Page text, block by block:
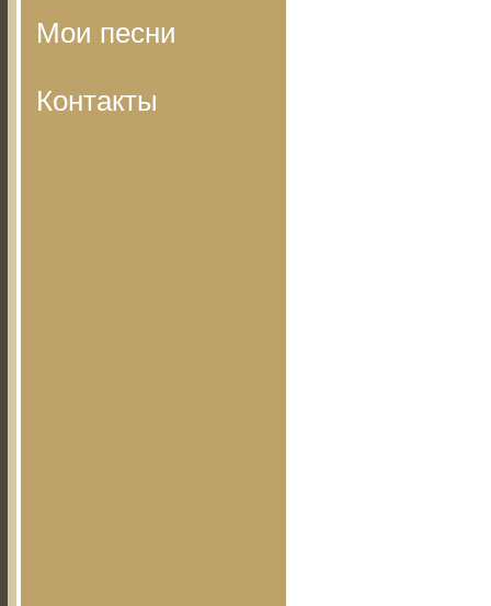
Мои песни
Контакты